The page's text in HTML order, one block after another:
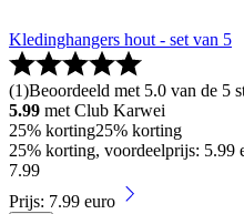
Kledinghangers hout - set van 5
(1)Beoordeeld met 5.0 van de 5
5.99 met Club Karwei
25% korting25% korting
25% korting, voordeelprijs: 5.99
7.99
Prijs: 7.99 euro